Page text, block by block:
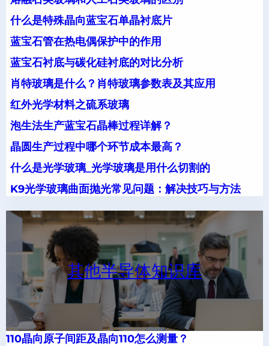
什么是特殊晶向蓝宝石单晶衬底片
蓝宝石管在热电偶保护中的作用
蓝宝石衬底与碳化硅衬底的对比分析
肖特玻璃是什么？肖特玻璃参数表及其应用
红外光学材料之硫系玻璃
泡生法生产蓝宝石晶棒过程详解？
晶圆生产过程中哪个环节成本最高？
什么是光学玻璃_光学玻璃是用什么切割的
K9光学玻璃曲面抛光常见问题：解决技巧与方法
其他半导体知识库
110晶向原子间距及晶向110怎么测量？